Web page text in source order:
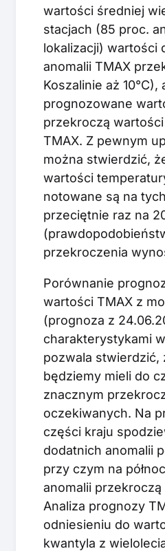
wartości średniej
stacjach (85 proc.
lokalizacji) wartości
anomalii TMAX
Koszalinie aż 10°C),
prognozowane
przekroczą
TMAX. Z pewnym
można stwierdzić,
wartości
notowane są na
przeciętnie raz na
przekroczenia
Porównanie
wartości TMAX z
(prognoza z
charakterystykami
pozwala stwierdzić,
będziemy mieli do
znacznym
oczekiwanych. Na
części kraju
dodatnich anomalii
przy czym na
anomalii przekroczą
Analiza prognozy
odniesieniu do
kwantyla z